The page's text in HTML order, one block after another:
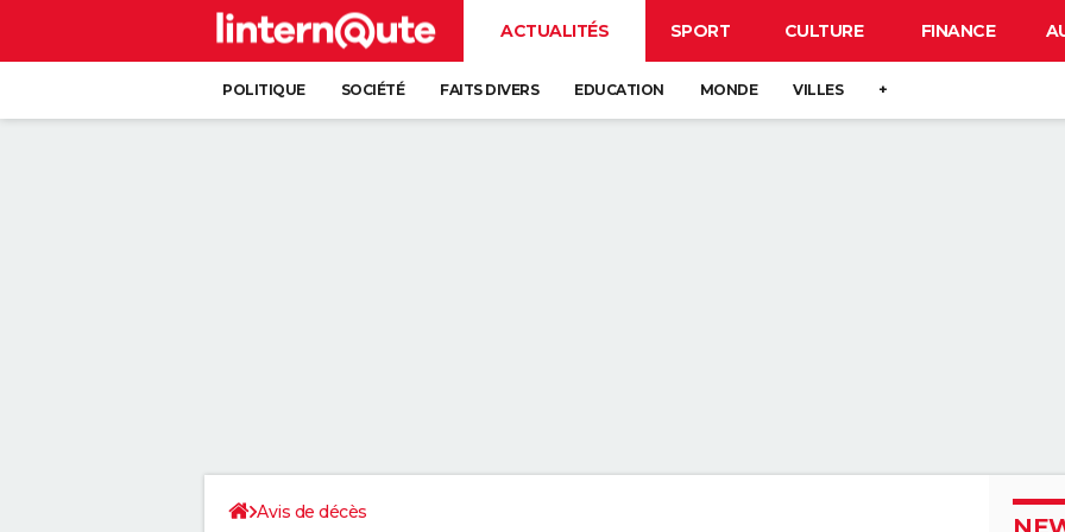
ACTUALITÉS SPORT CULTURE FINANCE
POLITIQUE SOCIÉTÉ FAITS DIVERS EDUCATION MONDE VILLES +
Avis de décès